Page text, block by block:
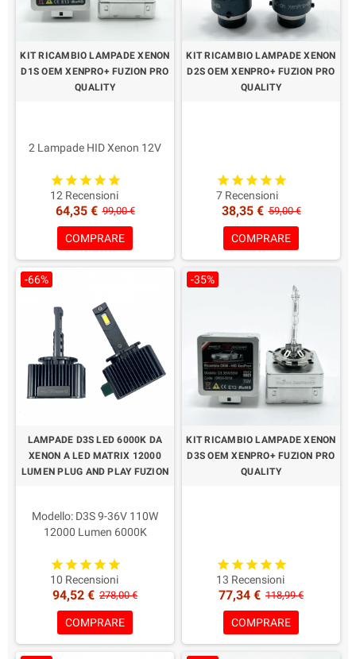
KIT RICAMBIO LAMPADE XENON
D1S OEM XENPRO+ FUZION PRO
QUALITY
2 Lampade HID Xenon 12V
Lampade potenziate e
ottimizate
Garanzia: 2 Anni
Colorazione a Scelta!
12 Recensioni
64,35 € 99,00 €
COMPRARE
KIT RICAMBIO LAMPADE XENON
D2S OEM XENPRO+ FUZION PRO
QUALITY
2 Lampade HID Xenon 12V
35/55W Professionali.
Lampade potenziate e
ottimizate
Garanzia: 2 Anni
Colorazione a Scelta!
7 Recensioni
38,35 € 59,00 €
COMPRARE
-66%
LAMPADE D3S LED 6000K DA
XENON A LED MATRIX 12000
LUMEN PLUG AND PLAY FUZION
Modello: D3S 9-36V 110W
12000 Lumen 6000K
Potenza per lampada: 55W
6000 Lumen Reali
Caratteristica principale: Led
con la massima Profondità
Compatibilità: Fari Lenticolari e
parabola
10 Recensioni
94,52 € 278,00 €
COMPRARE
-35%
KIT RICAMBIO LAMPADE XENON
D3S OEM XENPRO+ FUZION PRO
QUALITY
2 Lampade HID Xenon 12V
35/55W Professionali.
Lampade potenziate e
ottimizate
Garanzia: 2 Anni
Colorazione a Scelta!
13 Recensioni
77,34 € 118,99 €
COMPRARE